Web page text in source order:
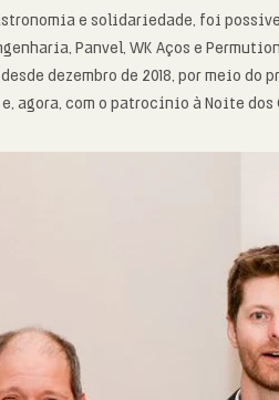
e solidariedade, foi
Panvel, WK Aços e
dezembro de 2018, por meio do
agora, com o patrocínio à Noite dos